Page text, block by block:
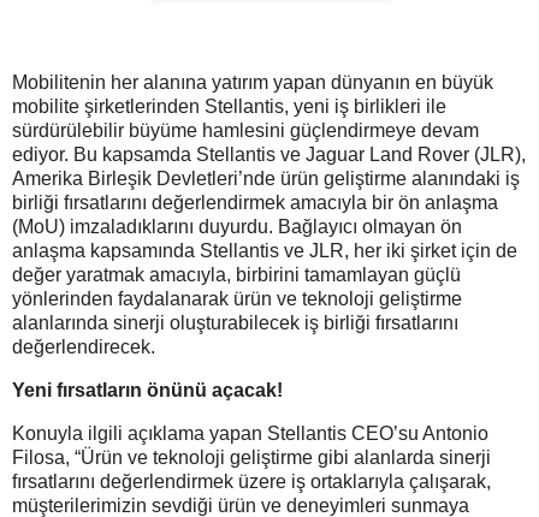
Mobilitenin her alanına yatırım yapan dünyanın en büyük
mobilite şirketlerinden Stellantis, yeni iş birlikleri ile
sürdürülebilir büyüme hamlesini güçlendirmeye devam
ediyor. Bu kapsamda Stellantis ve Jaguar Land Rover (JLR),
Amerika Birleşik Devletleri’nde ürün geliştirme alanındaki iş
birliği fırsatlarını değerlendirmek amacıyla bir ön anlaşma
(MoU) imzaladıklarını duyurdu. Bağlayıcı olmayan ön
anlaşma kapsamında Stellantis ve JLR, her iki şirket için de
değer yaratmak amacıyla, birbirini tamamlayan güçlü
yönlerinden faydalanarak ürün ve teknoloji geliştirme
alanlarında sinerji oluşturabilecek iş birliği fırsatlarını
değerlendirecek.
Yeni fırsatların önünü açacak!
Konuyla ilgili açıklama yapan Stellantis CEO’su Antonio
Filosa, “Ürün ve teknoloji geliştirme gibi alanlarda sinerji
fırsatlarını değerlendirmek üzere iş ortaklarıyla çalışarak,
müşterilerimizin sevdiği ürün ve deneyimleri sunmaya